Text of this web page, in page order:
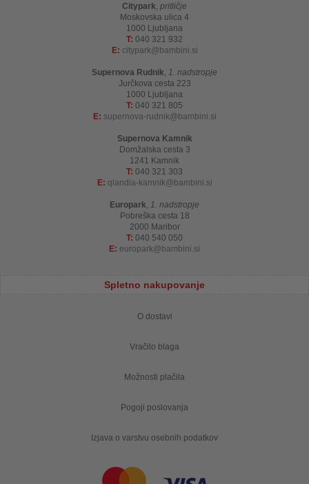
Citypark, pritličje
Moskovska ulica 4
1000 Ljubljana
T: 040 321 932
E: citypark bambini.si
Supernova Rudnik, 1. nadstropje
Jurčkova cesta 223
1000 Ljubljana
T: 040 321 805
E: supernova-rudnik bambini.si
Supernova Kamnik
Domžalska cesta 3
1241 Kamnik
T: 040 321 303
E: qlandia-kamnik bambini.si
Europark, 1. nadstropje
Pobreška cesta 18
2000 Maribor
T: 040 540 050
E: europark bambini.si
Spletno nakupovanje
O dostavi
Vračilo blaga
Možnosti plačila
Pogoji poslovanja
Izjava o varstvu osebnih podatkov